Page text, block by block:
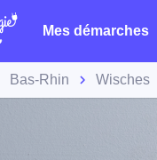
Mes démarches
Bas-Rhin Wisches